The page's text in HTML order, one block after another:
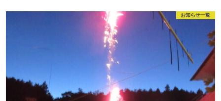
お知らせ一覧